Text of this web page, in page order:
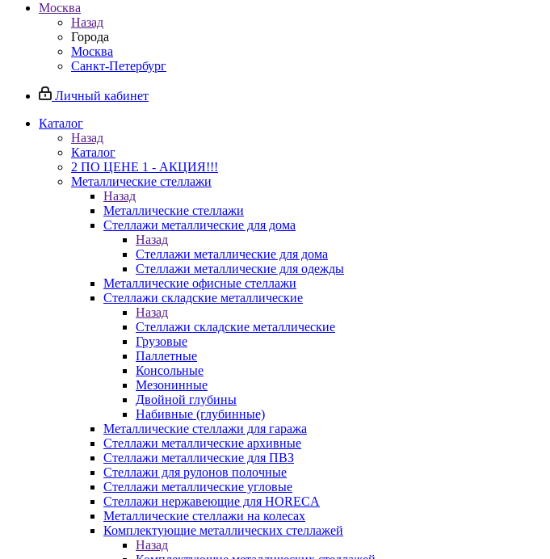
Москва
Назад
Города
Москва
Санкт-Петербург
Личный кабинет
Каталог
Назад
Каталог
2 ПО ЦЕНЕ 1 - АКЦИЯ!!!
Металлические стеллажи
Назад
Металлические стеллажи
Стеллажи металлические для дома
Назад
Стеллажи металлические для дома
Стеллажи металлические для одежды
Металлические офисные стеллажи
Стеллажи складские металлические
Назад
Стеллажи складские металлические
Грузовые
Паллетные
Консольные
Мезонинные
Двойной глубины
Набивные (глубинные)
Металлические стеллажи для гаража
Стеллажи металлические архивные
Стеллажи металлические для ПВЗ
Стеллажи для рулонов полочные
Стеллажи металлические угловые
Стеллажи нержавеющие для HORECA
Металлические стеллажи на колесах
Комплектующие металлических стеллажей
Назад